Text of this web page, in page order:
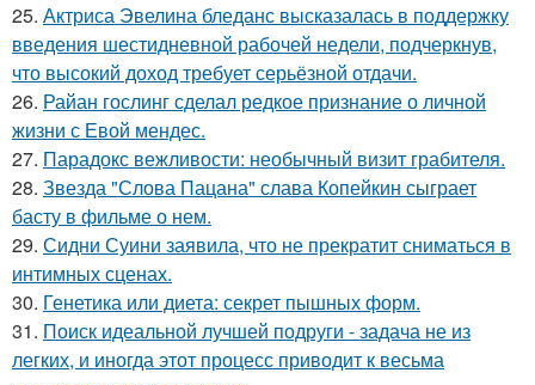
25. Актриса Эвелина бледанс высказалась в поддержку
введения шестидневной рабочей недели, подчеркнув,
что высокий доход требует серьёзной отдачи.
26. Райан гослинг сделал редкое признание о личной
жизни с Евой мендес.
27. Парадокс вежливости: необычный визит грабителя.
28. Звезда "Слова Пацана" слава Копейкин сыграет
басту в фильме о нем.
29. Сидни Суини заявила, что не прекратит сниматься в
интимных сценах.
30. Генетика или диета: секрет пышных форм.
31. Поиск идеальной лучшей подруги - задача не из
легких, и иногда этот процесс приводит к весьма